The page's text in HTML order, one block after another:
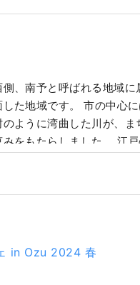
、南予と呼ばれる地域に
た地域です。 市の中心
ように湾曲した川が、ま
をもたらしました。 江
りに息づいています。
in Ozu 2024 春